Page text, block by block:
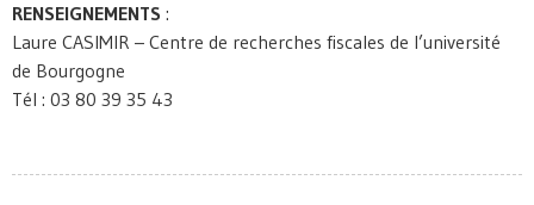
RENSEIGNEMENTS :
Laure CASIMIR – Centre de recherches fiscales de l’université
de Bourgogne
Tél : 03 80 39 35 43